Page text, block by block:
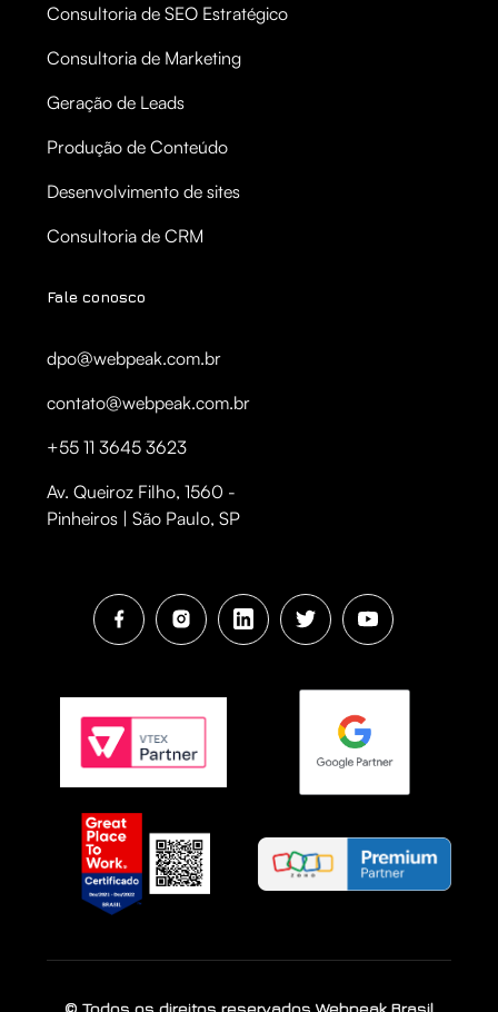
Consultoria de SEO Estratégico
Consultoria de Marketing
Geração de Leads
Produção de Conteúdo
Desenvolvimento de sites
Consultoria de CRM
Fale conosco
dpo@webpeak.com.br
contato@webpeak.com.br
+55 11 3645 3623
Av. Queiroz Filho, 1560 -
Pinheiros | São Paulo, SP